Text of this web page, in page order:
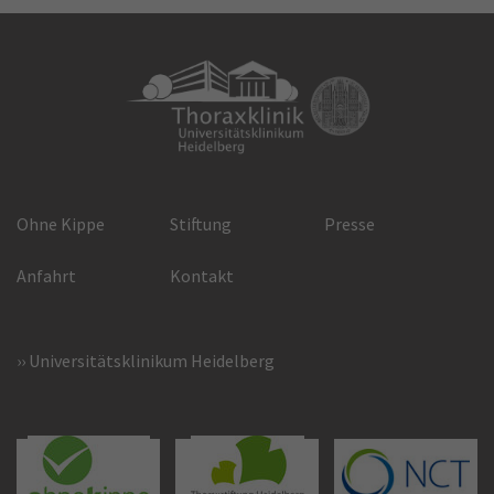
Ohne Kippe Stiftung Presse
Anfahrt Kontakt
Universitätsklinikum Heidelberg